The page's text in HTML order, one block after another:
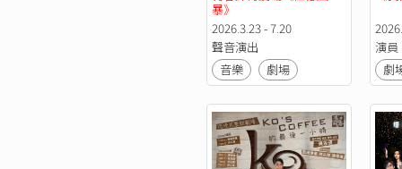
暴》
2026.3.23 - 7.20
聲音演出
音樂
劇場
演員
劇